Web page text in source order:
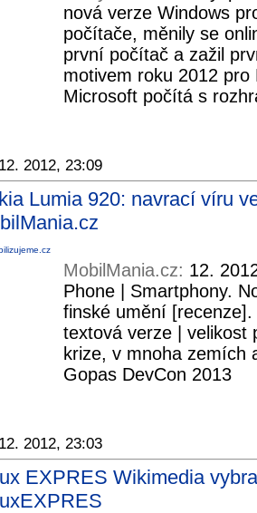
nová verze Windows
počítače, měnily se
první počítač a zažil
motivem roku 2012
Microsoft počítá s
2012, 23:09
Lumia 920: navrací víru
MobilMania.cz: 12.
Phone | Smartphony.
finské umění
textová verze | velikost
krize, v mnoha zemích
Gopas DevCon 2013
2012, 23:03
EXPRES Wikimedia